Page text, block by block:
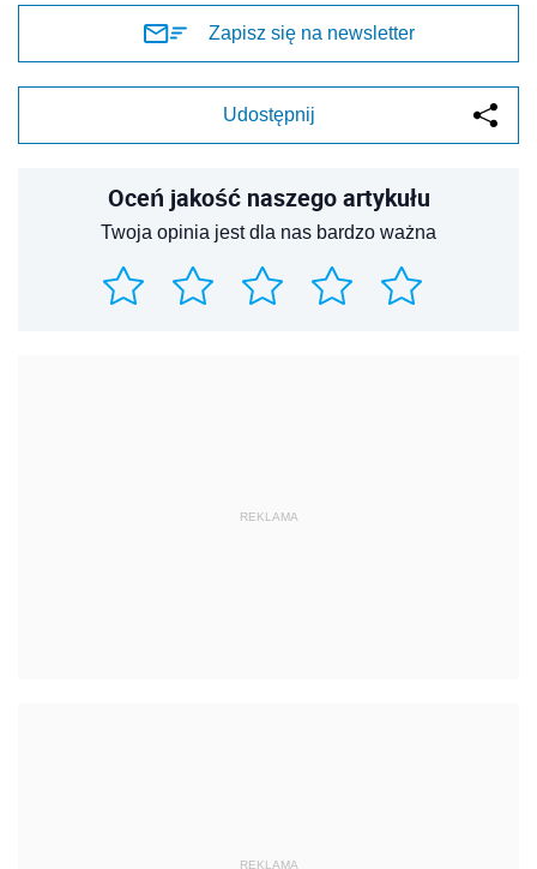
Zapisz się na newsletter
Udostępnij
Oceń jakość naszego artykułu
Twoja opinia jest dla nas bardzo ważna
REKLAMA
REKLAMA